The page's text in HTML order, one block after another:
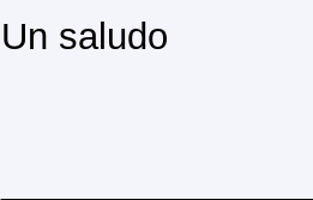
Un saludo